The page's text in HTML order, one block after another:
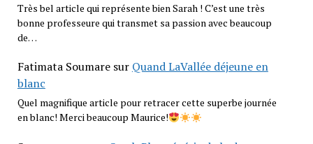
Très bel article qui représente bien Sarah ! C’est une très
bonne professeure qui transmet sa passion avec beaucoup
de…
Fatimata Soumaresur Quand LaVallée déjeune en
blanc
Quel magnifique article pour retracer cette superbe journée
en blanc! Merci beaucoup Maurice!